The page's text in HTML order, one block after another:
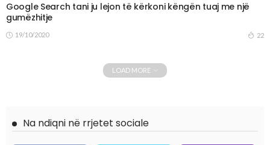
Google Search tani ju lejon të kërkoni këngën tuaj me një
gumëzhitje
19/10/2020 22
LOAD MORE
Na ndiqni në rrjetet sociale